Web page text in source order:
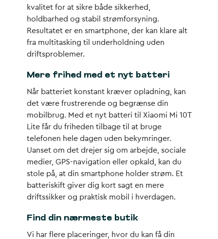
kvalitet for at sikre både sikkerhed,
holdbarhed og stabil strømforsyning.
Resultatet er en smartphone, der kan klare alt
fra multitasking til underholdning uden
driftsproblemer.
Mere frihed med et nyt batteri
Når batteriet konstant kræver opladning, kan
det være frustrerende og begrænse din
mobilbrug. Med et nyt batteri til Xiaomi Mi 10T
Lite får du friheden tilbage til at bruge
telefonen hele dagen uden bekymringer.
Uanset om det drejer sig om arbejde, sociale
medier, GPS-navigation eller opkald, kan du
stole på, at din smartphone holder strøm. Et
batteriskift giver dig kort sagt en mere
driftssikker og praktisk mobil i hverdagen.
Find din nærmeste butik
Vi har flere placeringer, hvor du kan få din